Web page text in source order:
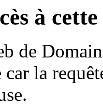
à
de
car la